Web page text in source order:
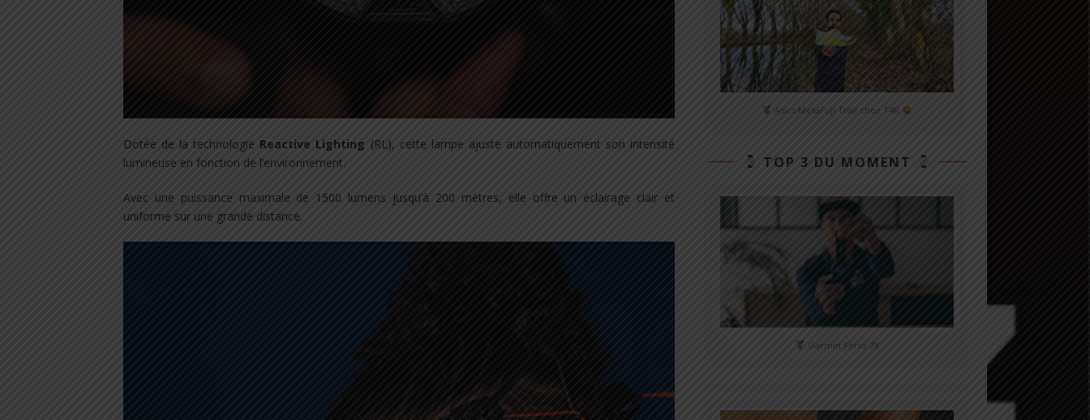
Dotée de la technologie Reactive Lighting (RL), cette lampe ajuste automatiquement son intensité
lumineuse en fonction de l’environnement.
Avec une puissance maximale de 1500 lumens jusqu’à 200 mètres, elle offre un éclairage clair et
uniforme sur une grande distance.
Asics MetaFuji Trail chez T4R
TOP 3 DU MOMENT
Garmin Fénix 7X